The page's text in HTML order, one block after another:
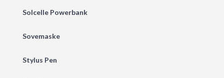
Solcelle Powerbank
Sovemaske
Stylus Pen